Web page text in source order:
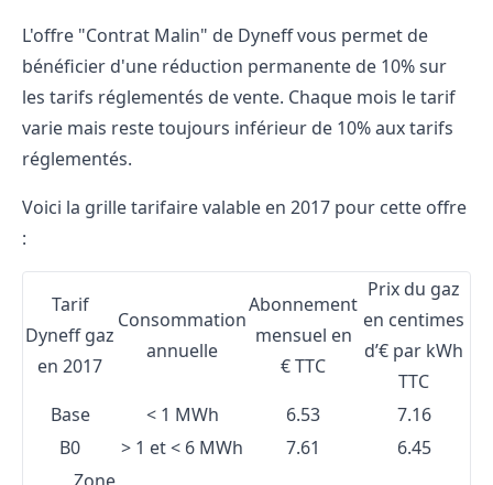
L'offre "Contrat Malin" de Dyneff vous permet de
bénéficier d'une réduction permanente de 10% sur
les tarifs réglementés de vente. Chaque mois le tarif
varie mais reste toujours inférieur de 10% aux tarifs
réglementés.
Voici la grille tarifaire valable en 2017 pour cette offre
:
Tarif
Dyneff gaz
en 2017
Consommation
annuelle
Abonnement
mensuel en
€ TTC
Prix du gaz
en centimes
d’€ par kWh
TTC
Base
< 1 MWh 6.53
7.16
B0
> 1 et < 6 MWh 7.61 6.45